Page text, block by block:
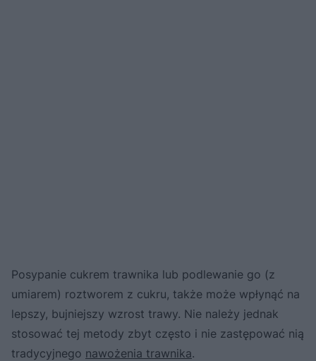
Posypanie cukrem trawnika lub podlewanie go (z
umiarem) roztworem z cukru, także może wpłynąć na
lepszy, bujniejszy wzrost trawy. Nie należy jednak
stosować tej metody zbyt często i nie zastępować nią
tradycyjnego nawożenia trawnika.